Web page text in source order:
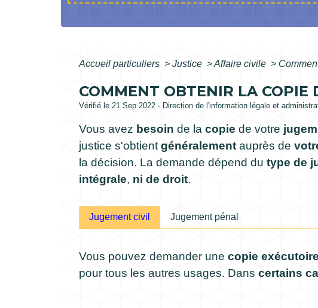
Accueil particuliers > Justice >Affaire civile >
COMMENT OBTENIR LA COPIE
Vérifié le 21 Sep 2022 - Direction de l'information légale et
Vous avez besoin de la copie de votre
justice s'obtient généralement auprès de
la décision. La demande dépend du type de
intégrale, ni de droit.
Jugement civil Jugement pénal
Vous pouvez demander une copie exécutoire
pour tous les autres usages. Dans certains